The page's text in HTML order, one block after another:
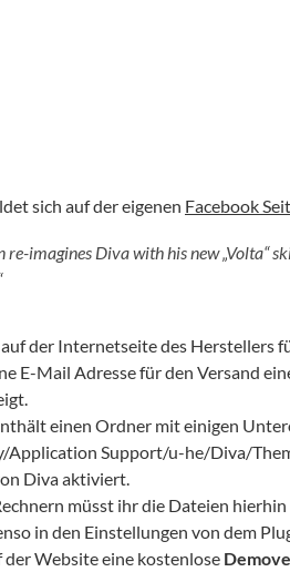
sich auf der eigenen Facebook
re-imagines Diva with his new „Volta“
der Internetseite des Herstellers
E-Mail Adresse für den Versand
einen Ordner mit einigen
Support/u-he/Diva/
Diva aktiviert.
müsst ihr die Dateien
in den Einstellungen von dem
der Website eine kostenlose